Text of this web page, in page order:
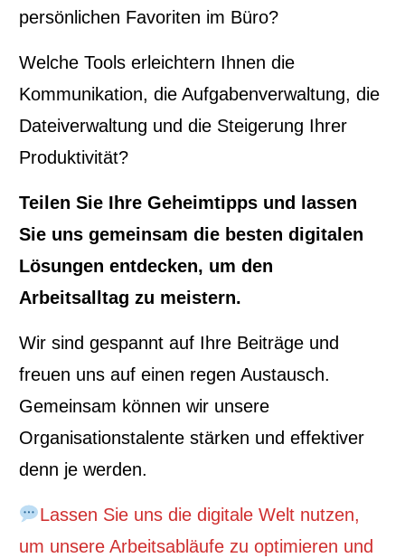
persönlichen Favoriten im Büro?
Welche Tools erleichtern Ihnen die
Kommunikation, die Aufgabenverwaltung, die
Dateiverwaltung und die Steigerung Ihrer
Produktivität?
Teilen Sie Ihre Geheimtipps und lassen
Sie uns gemeinsam die besten digitalen
Lösungen entdecken, um den
Arbeitsalltag zu meistern.
Wir sind gespannt auf Ihre Beiträge und
freuen uns auf einen regen Austausch.
Gemeinsam können wir unsere
Organisationstalente stärken und effektiver
denn je werden.
Lassen Sie uns die digitale Welt nutzen,
um unsere Arbeitsabläufe zu optimieren und